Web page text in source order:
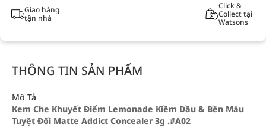
Giao hàng
tận nhà
Click &
Collect tại
Watsons
THÔNG TIN SẢN PHẨM
Mô Tả
Kem Che Khuyết Điểm Lemonade Kiềm Dầu & Bền Màu
Tuyệt Đối Matte Addict Concealer 3g .#A02